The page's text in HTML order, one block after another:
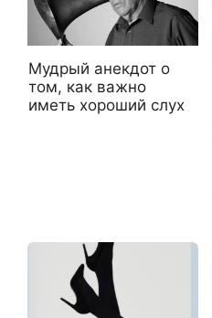
Мудрый анекдот о
том, как важно
иметь хороший слух